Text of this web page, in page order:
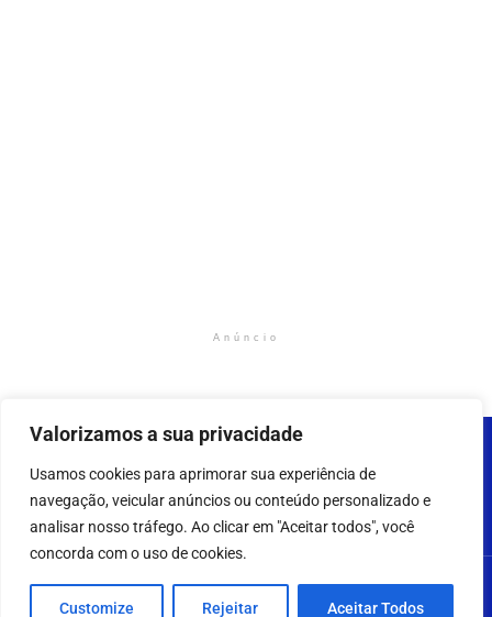
Valorizamos a sua privacidade
Usamos cookies para aprimorar sua experiência de
navegação, veicular anúncios ou conteúdo personalizado e
analisar nosso tráfego. Ao clicar em "Aceitar todos", você
concorda com o uso de cookies.
Customize Rejeitar Aceitar Todos
Anúncio